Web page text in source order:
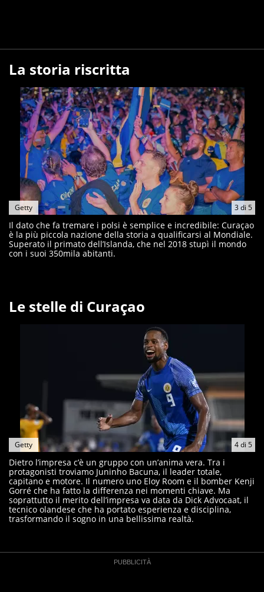
La storia riscritta
3di 5
Getty
Il dato che fa tremare i polsi è semplice e incredibile: Curaçao
è la più piccola nazione della storia a qualificarsi al Mondiale.
Superato il primato dell’Islanda, che nel 2018 stupì il mondo
con i suoi 350mila abitanti.
Le stelle di Curaçao
4di 5
Getty
Dietro l’impresa c’è un gruppo con un’anima vera. Tra i
protagonisti troviamo Juninho Bacuna, il leader totale,
capitano e motore. Il numero uno Eloy Room e il bomber Kenji
Gorré che ha fatto la differenza nei momenti chiave. Ma
soprattutto il merito dell’impresa va data da Dick Advocaat, il
tecnico olandese che ha portato esperienza e disciplina,
trasformando il sogno in una bellissima realtà.